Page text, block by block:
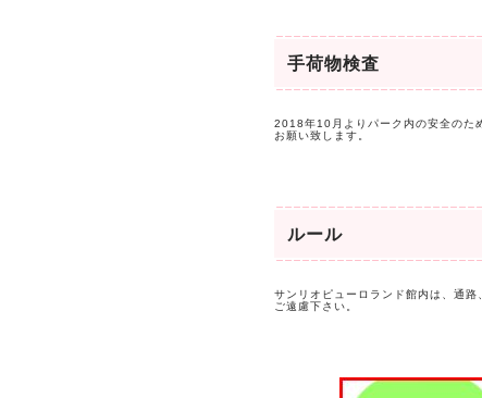
手荷物検査
2018年10月よりパーク内の安全のた
お願い致します。
ルール
サンリオピューロランド館内は、通
ご遠慮下さい。